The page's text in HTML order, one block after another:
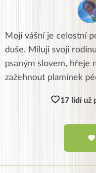
Mojí vášní je celostní
duše. Miluji svoji
psaným slovem, hřeje
zažehnout plamínek
17 lidí už